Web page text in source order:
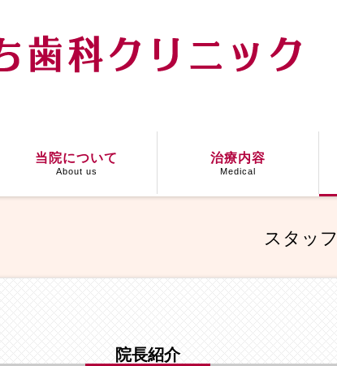
当院について
About us
治療内容
Medical
スタッ
院長紹介